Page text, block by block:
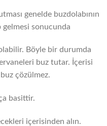
genelde buzdolabının
sonucunda
Böyle bir durumda
buz tutar. İçerisi
çözülmez.
basittir.
içerisinden alın.